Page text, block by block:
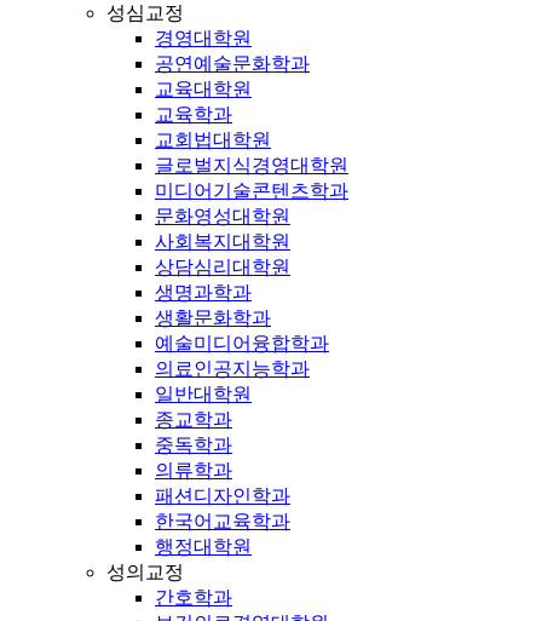
성심교정
경영대학원
공연예술문화학과
교육대학원
교육학과
교회법대학원
글로벌지식경영대학원
미디어기술콘텐츠학과
문화영성대학원
사회복지대학원
상담심리대학원
생명과학과
생활문화학과
예술미디어융합학과
의료인공지능학과
일반대학원
종교학과
중독학과
의류학과
패션디자인학과
한국어교육학과
행정대학원
성의교정
간호학과